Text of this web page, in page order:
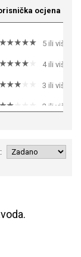
ocjena
5 ili više
4 ili više
3 ili više
2 ili više